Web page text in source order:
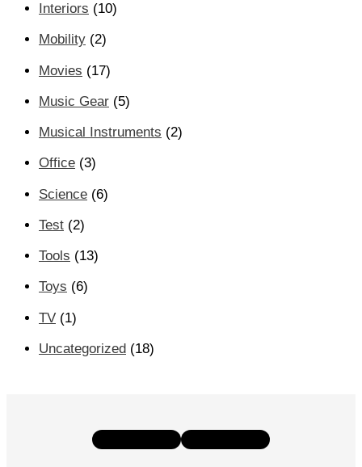
Interiors (10)
Mobility (2)
Movies (17)
Music Gear (5)
Musical Instruments (2)
Office (3)
Science (6)
Test (2)
Tools (13)
Toys (6)
TV (1)
Uncategorized (18)